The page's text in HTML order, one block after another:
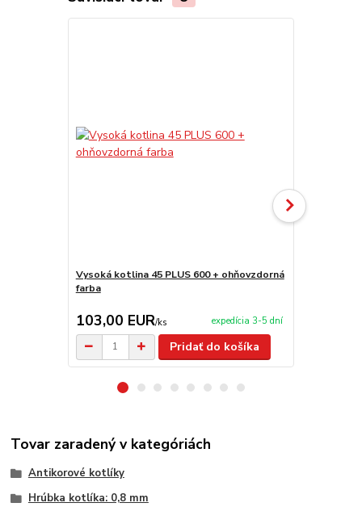
Vysoká kotlina 45 PLUS 600 + ohňovzdorná
farba
103,00 EUR/ks expedícia 3-5 dní
Pridať do košíka
Tovar zaradený v kategóriách
Antikorové kotlíky
Hrúbka kotlíka: 0,8 mm